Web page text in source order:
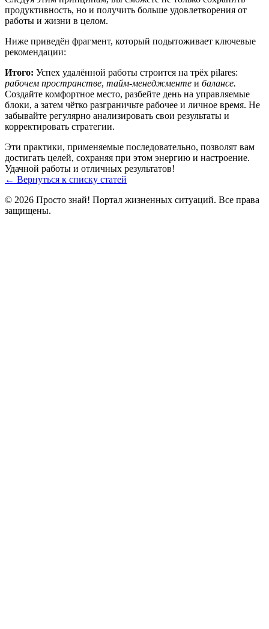
продуктивность, но и получить больше удовлетворения от
работы и жизни в целом.
Ниже приведён фрагмент, который подытоживает ключевые
рекомендации:
Итого: Успех удалённой работы строится на трёх pilares:
рабочем пространстве, тайм‑менеджменте и балансе.
Создайте комфортное место, разбейте день на управляемые
блоки, а затем чётко разграничьте рабочее и личное время. Не
забывайте регулярно анализировать свои результаты и
корректировать стратегии.
Эти практики, применяемые последовательно, позволят вам
достигать целей, сохраняя при этом энергию и настроение.
Удачной работы и отличных результатов!
← Вернуться к списку статей
© 2026 Просто знай! Портал жизненных ситуаций. Все права
защищены.